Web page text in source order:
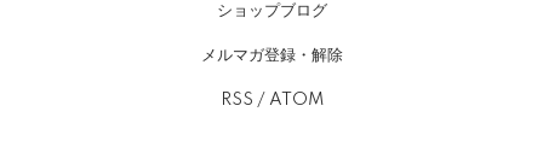
ショップブログ
メルマガ登録・解除
RSS / ATOM